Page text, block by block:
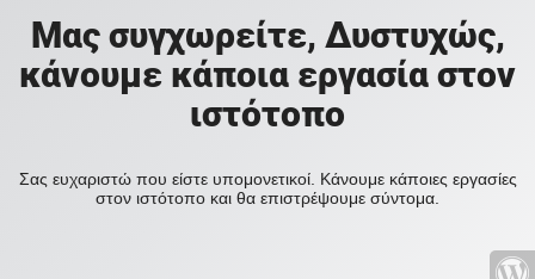
Μας συγχωρείτε, Δυστυχώς,
κάνουμε κάποια εργασία στον
ιστότοπο
Σας ευχαριστώ που είστε υπομονετικοί. Κάνουμε κάποιες εργασίες
στον ιστότοπο και θα επιστρέψουμε σύντομα.